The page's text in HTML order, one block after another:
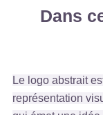
Dans
Le logo abstrait
représentation